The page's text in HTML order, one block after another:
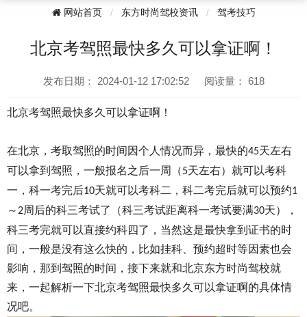
网站首页 东方时尚驾校资讯 驾考技巧
北京考驾照最快多久可以拿证啊！
发布日期： 2024-01-12 17:02:52 阅读量： 618
北京考驾照最快多久可以拿证啊！
在北京，考取驾照的时间因个人情况而异，最快的45天左右
可以拿到驾照，一般报名之后一周（5天左右）就可以考科
一，科一考完后10天就可以考科二，科二考完后就可以预约1
～2周后的科三考试了（科三考试距离科一考试要满30天），
科三考完就可以直接约科四了，当然这是最快拿到证书的时
间，一般是没有这么快的，比如挂科、预约超时等因素也会
影响，那到驾照的时间，接下来就和北京东方时尚驾校就
来，一起解析一下北京考驾照最快多久可以拿证啊的具体情
况吧。